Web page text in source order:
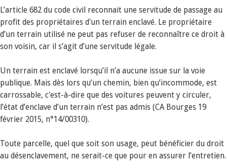
L’article 682 du code civil reconnait une servitude de passage au
profit des propriétaires d'un terrain enclavé. Le propriétaire
d’un terrain utilisé ne peut pas refuser de reconnaître ce droit à
son voisin, car il s’agit d’une servitude légale.
Un terrain est enclavé lorsqu’il n’a aucune issue sur la voie
publique. Mais dès lors qu’un chemin, bien qu’incommode, est
carrossable, c'est-à-dire que des voitures peuvent y circuler,
l’état d’enclave d’un terrain n’est pas admis (CA Bourges 19
février 2015, n°14/00310).
Toute parcelle, quel que soit son usage, peut bénéficier du droit
au désenclavement, ne serait-ce que pour en assurer l’entretien.